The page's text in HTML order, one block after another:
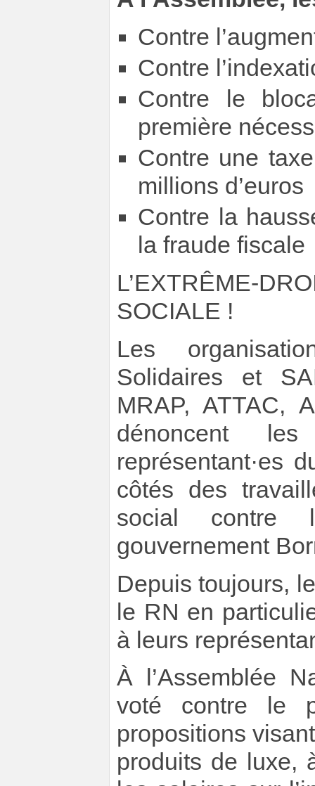
Contre
Contre
Contre le
première
Contre une
millions d’euros
Contre la
la fraude fiscale
L’EXTRÊME-
SOCIALE !
Les
Solidaires et
MRAP, ATTAC,
dénoncent
représentant·es
côtés des
social contre
gouvernement
Depuis toujours,
le RN en
à leurs
À l’Assemblée
voté contre le
propositions
produits de luxe,